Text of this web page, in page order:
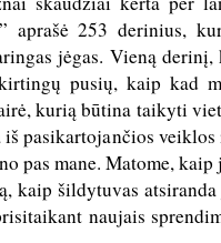
aprašė 253 derinius,
jėgas. Vieną
pusių, kaip kad
kurią būtina taikyti
iš pasikartojančios
pas mane. Matome, kaip
kaip šildytuvas
naujais